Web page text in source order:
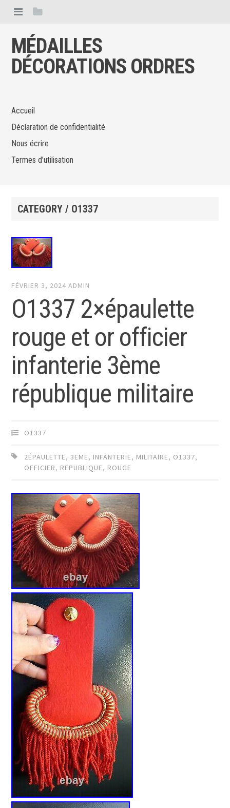
MÉDAILLES
DÉCORATIONS ORDRES
Accueil
Déclaration de confidentialité
Nous écrire
Termes d’utilisation
CATEGORY / O1337
FÉVRIER 3, 2024 ADMIN
O1337 2×épaulette
rouge et or officier
infanterie 3ème
république militaire
O1337
2ÉPAULETTE,3EME, INFANTERIE, MILITAIRE, O1337,
OFFICIER, REPUBLIQUE, ROUGE